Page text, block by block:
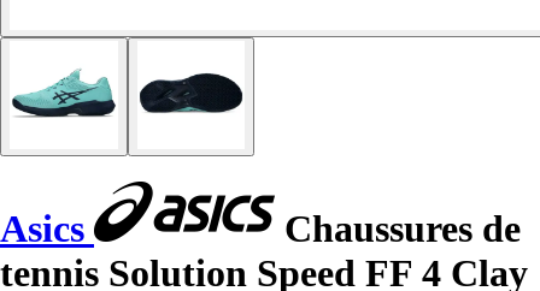
Asics
Chaussures de
tennis Solution Speed FF 4 Clay